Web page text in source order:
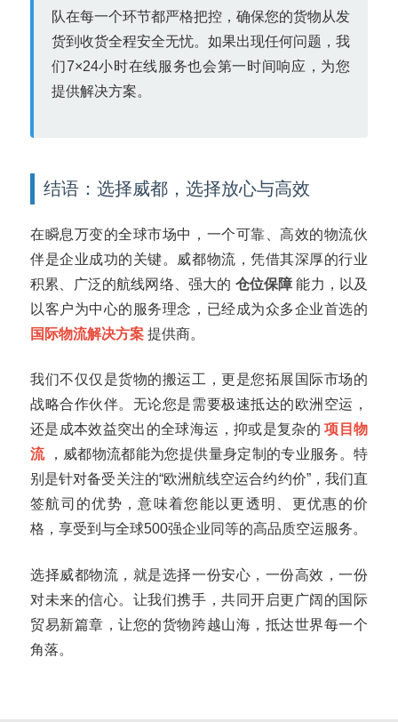
队在每一个环节都严格把控，确保您的货物从发
货到收货全程安全无忧。如果出现任何问题，我
们7×24小时在线服务也会第一时间响应，为您
提供解决方案。
结语：选择威都，选择放心与高效
在瞬息万变的全球市场中，一个可靠、高效的物流伙
伴是企业成功的关键。威都物流，凭借其深厚的行业
积累、广泛的航线网络、强大的 仓位保障 能力，以及
以客户为中心的服务理念，已经成为众多企业首选的
国际物流解决方案 提供商。
我们不仅仅是货物的搬运工，更是您拓展国际市场的
战略合作伙伴。无论您是需要极速抵达的欧洲空运，
还是成本效益突出的全球海运，抑或是复杂的项目物
流
，威都物流都能为您提供量身定制的专业服务。特
别是针对备受关注的“欧洲航线空运合约约价”，我们直
签航司的优势，意味着您能以更透明、更优惠的价
格，享受到与全球500强企业同等的高品质空运服务。
选择威都物流，就是选择一份安心，一份高效，一份
对未来的信心。让我们携手，共同开启更广阔的国际
贸易新篇章，让您的货物跨越山海，抵达世界每一个
角落。